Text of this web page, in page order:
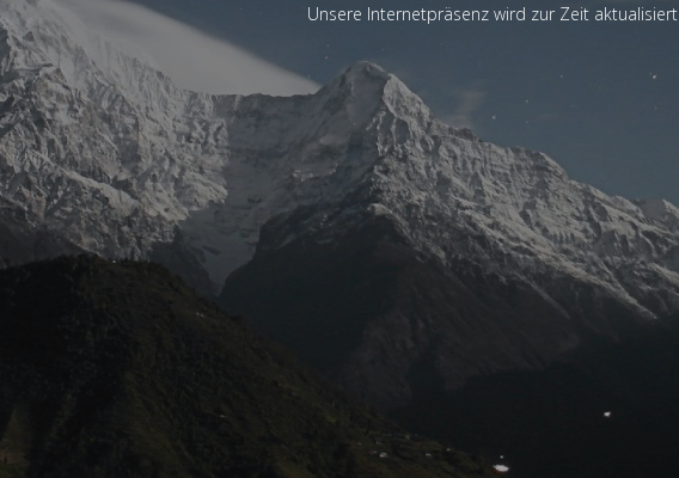
Unsere Internetpräsenz wird zur Zeit aktualisiert